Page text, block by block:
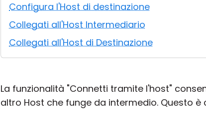
Configura l'Host di destinazione
Collegati all'Host Intermediario
Collegati all'Host di Destinazione
La funzionalità "Connetti tramite l'host"
altro Host che funge da intermedio. Questo